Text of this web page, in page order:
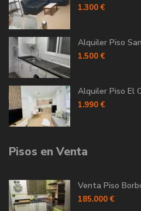
1.300 €
Alquiler Piso
1.500 €
Alquiler Piso El
1.990 €
Pisos en Venta
Venta Piso
185.000 €